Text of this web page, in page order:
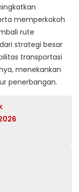
memperkokoh
rute
strategi besar
transportasi
menekankan
penerbangan.